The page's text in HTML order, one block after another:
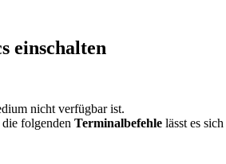
einschalten
nicht verfügbar ist.
die folgenden Terminalbefehle lässt es